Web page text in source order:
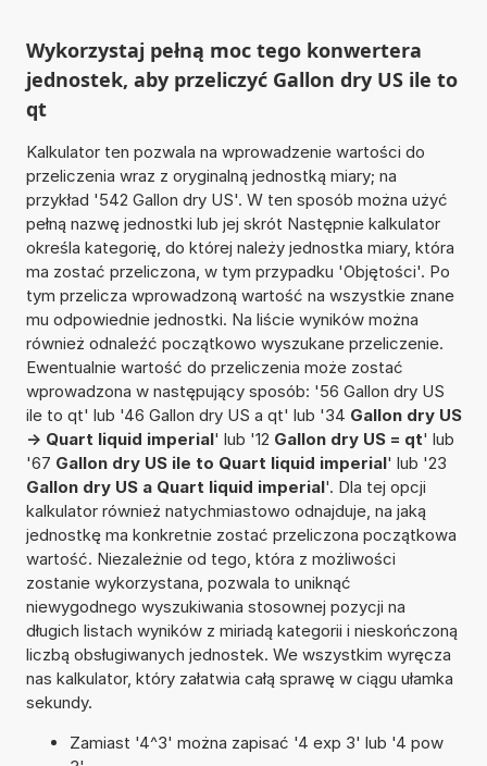
Wykorzystaj pełną moc tego konwertera
jednostek, aby przeliczyć Gallon dry US ile to
qt
Kalkulator ten pozwala na wprowadzenie wartości do
przeliczenia wraz z oryginalną jednostką miary; na
przykład '542 Gallon dry US'. W ten sposób można użyć
pełną nazwę jednostki lub jej skrót Następnie kalkulator
określa kategorię, do której należy jednostka miary, która
ma zostać przeliczona, w tym przypadku 'Objętości'. Po
tym przelicza wprowadzoną wartość na wszystkie znane
mu odpowiednie jednostki. Na liście wyników można
również odnaleźć początkowo wyszukane przeliczenie.
Ewentualnie wartość do przeliczenia może zostać
wprowadzona w następujący sposób: '56 Gallon dry US
ile to qt' lub '46 Gallon dry US a qt' lub '34 Gallon dry US
-> Quart liquid imperial' lub '12 Gallon dry US = qt' lub
'67 Gallon dry US ile to Quart liquid imperial' lub '23
Gallon dry US a Quart liquid imperial'. Dla tej opcji
kalkulator również natychmiastowo odnajduje, na jaką
jednostkę ma konkretnie zostać przeliczona początkowa
wartość. Niezależnie od tego, która z możliwości
zostanie wykorzystana, pozwala to uniknąć
niewygodnego wyszukiwania stosownej pozycji na
długich listach wyników z miriadą kategorii i nieskończoną
liczbą obsługiwanych jednostek. We wszystkim wyręcza
nas kalkulator, który załatwia całą sprawę w ciągu ułamka
sekundy.
Zamiast '4^3' można zapisać '4 exp 3' lub '4 pow